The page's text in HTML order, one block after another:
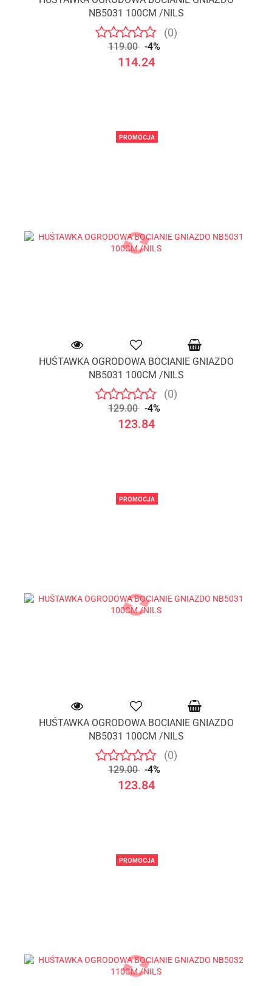
NB5031 100CM /NILS
(0)
119.00 -4%
114.24
PROMOCJA
HUŚTAWKA OGRODOWA BOCIANIE GNIAZDO
NB5031 100CM /NILS
(0)
129.00 -4%
123.84
PROMOCJA
HUŚTAWKA OGRODOWA BOCIANIE GNIAZDO
NB5031 100CM /NILS
(0)
129.00 -4%
123.84
PROMOCJA